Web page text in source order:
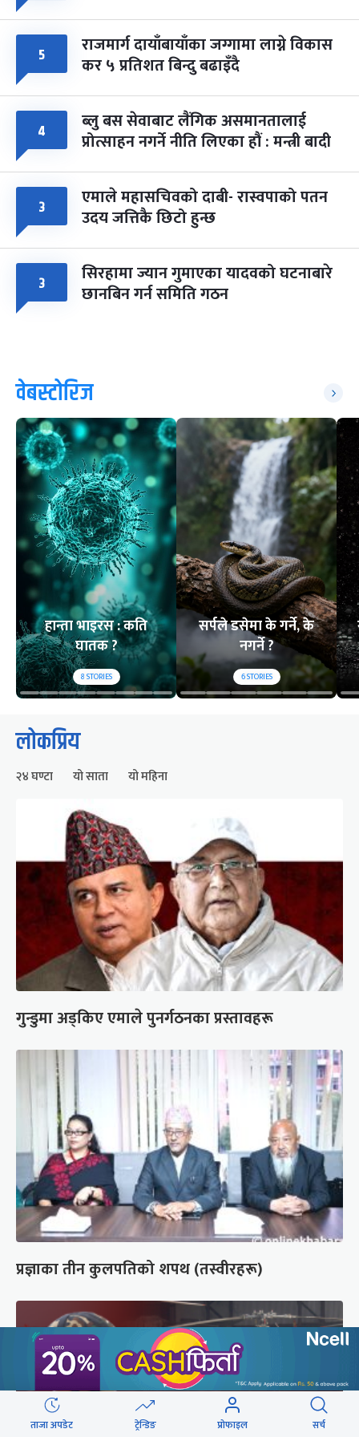
५ राजमार्ग दायाँबायाँका जग्गामा लाग्ने विकास
कर ५ प्रतिशत बिन्दु बढाइँदै
४ ब्लु बस सेवाबाट लैंगिक असमानतालाई
प्रोत्साहन नगर्ने नीति लिएका हौं : मन्त्री बादी
३ एमाले महासचिवको दाबी- रास्वपाको पतन
उदय जत्तिकै छिटो हुन्छ
३ सिरहामा ज्यान गुमाएका यादवको घटनाबारे
छानबिन गर्न समिति गठन
वेबस्टोरिज
हान्ता भाइरस : कति
घातक ?
8STORIES
सर्पले डसेमा के गर्ने, के
नगर्ने ?
6STORIES
लोकप्रिय
२४ घण्टा यो साता यो महिना
गुन्डुमा अड्किए एमाले पुनर्गठनका प्रस्तावहरू
प्रज्ञाका तीन कुलपतिको शपथ (तस्वीरहरू)
ताजा अपडेट ट्रेन्डिङ प्रोफाइल सर्च